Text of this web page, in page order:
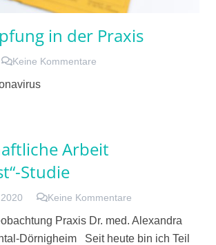
in der Praxis
Keine Kommentare
Arbeit
Studie
Keine Kommentare
Praxis Dr. med. Alexandra
Dörnigheim Seit heute bin ich Teil